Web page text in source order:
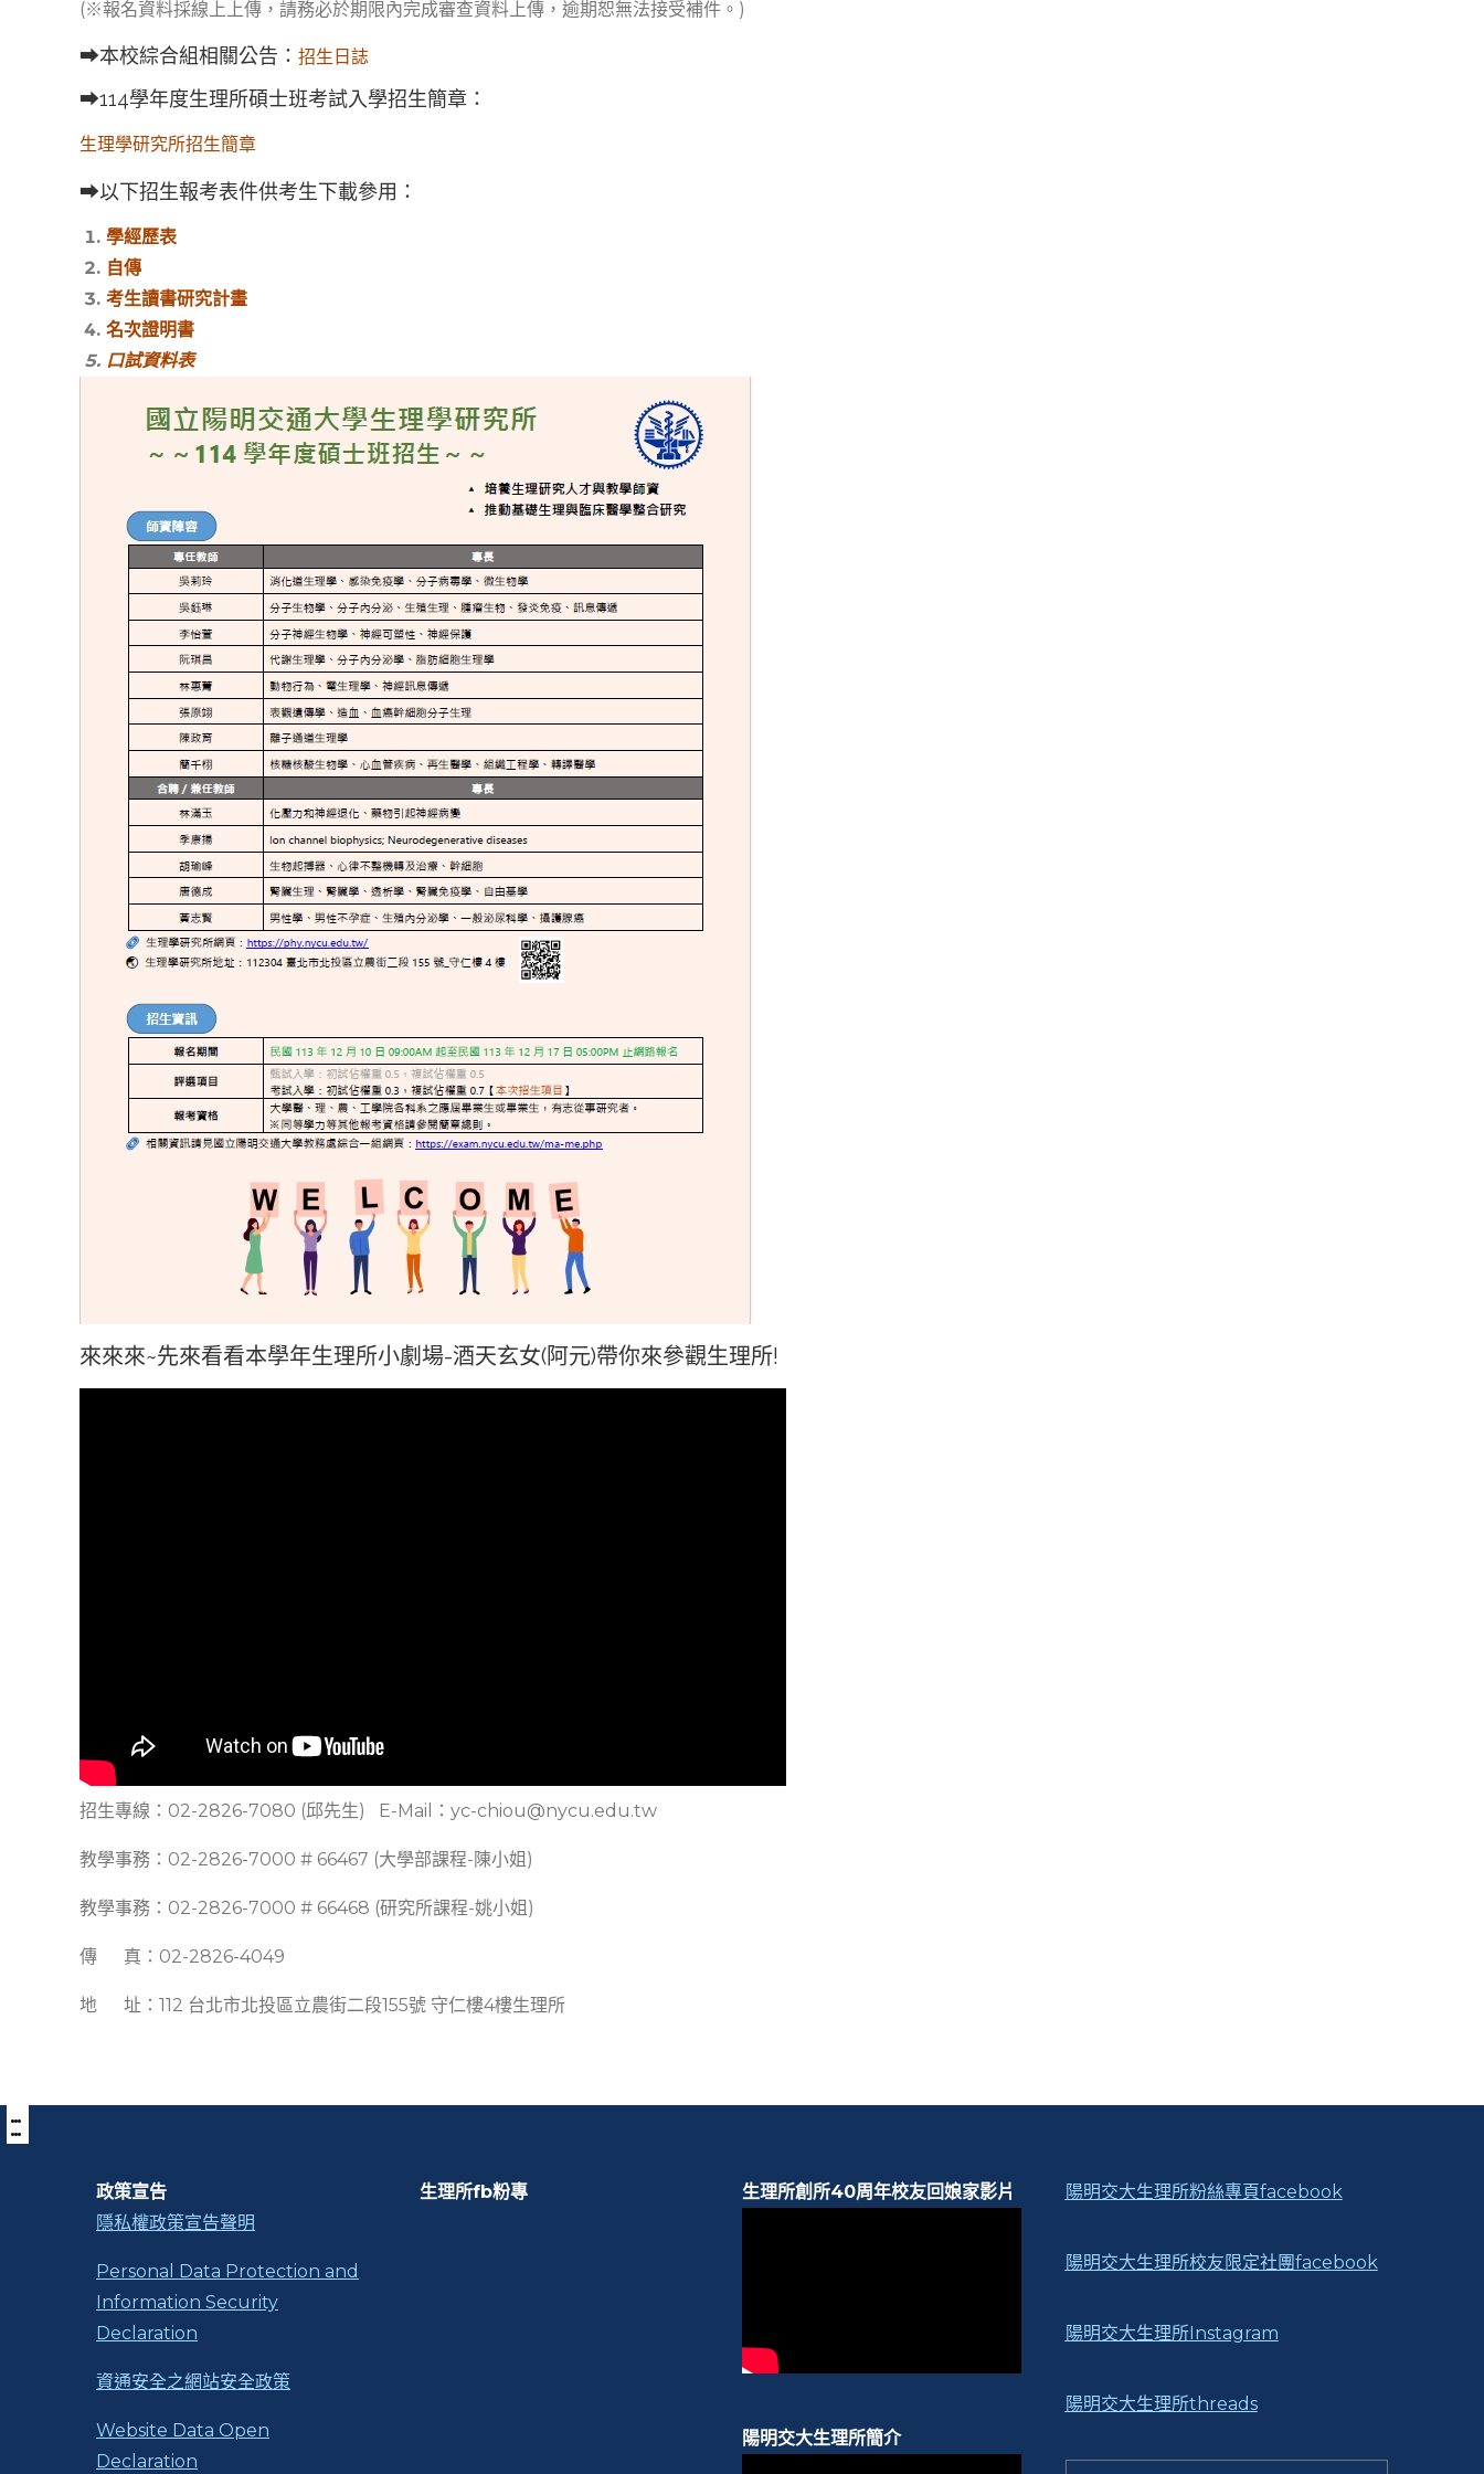
(※報名資料採線上上傳，請務必於期限內完成審查資料上傳，逾期恕無法接受補件。)
➡本校綜合組相關公告： 招生日誌
➡114學年度生理所碩士班考試入學招生簡章：
生理學研究所招生簡章
➡以下招生報考表件供考生下載參用：
學經歷表
自傳
考生讀書研究計畫
名次證明書
口試資料表
來來來~先來看看本學年生理所小劇場-酒天玄女(阿元)帶你來參觀生理所!
招生專線：02-2826-7080 (邱先生) E-Mail：yc-chiou@nycu.edu.tw
教學事務：02-2826-7000 # 66467 (大學部課程-陳小姐)
教學事務：02-2826-7000 # 66468 (研究所課程-姚小姐)
傳 真：02-2826-4049
地 址：112 台北市北投區立農街二段155號 守仁樓4樓生理所
:::下
方
政策宣告
隱私權政策宣告聲明
Personal Data Protection and
Information Security
Declaration
資通安全之網站安全政策
Website Data Open
Declaration
生理所fb粉專 生理所創所40周年校友回娘家影片
陽明交大生理所簡介
陽明交大生理所粉絲專頁facebook
陽明交大生理所校友限定社團facebook
陽明交大生理所Instagram
陽明交大生理所threads